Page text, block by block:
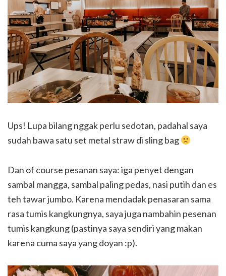
Ups! Lupa bilang nggak perlu sedotan, padahal saya
sudah bawa satu set metal straw di sling bag
Dan of course pesanan saya: iga penyet dengan
sambal mangga, sambal paling pedas, nasi putih dan es
teh tawar jumbo. Karena mendadak penasaran sama
rasa tumis kangkungnya, saya juga nambahin pesenan
tumis kangkung (pastinya saya sendiri yang makan
karena cuma saya yang doyan :p).